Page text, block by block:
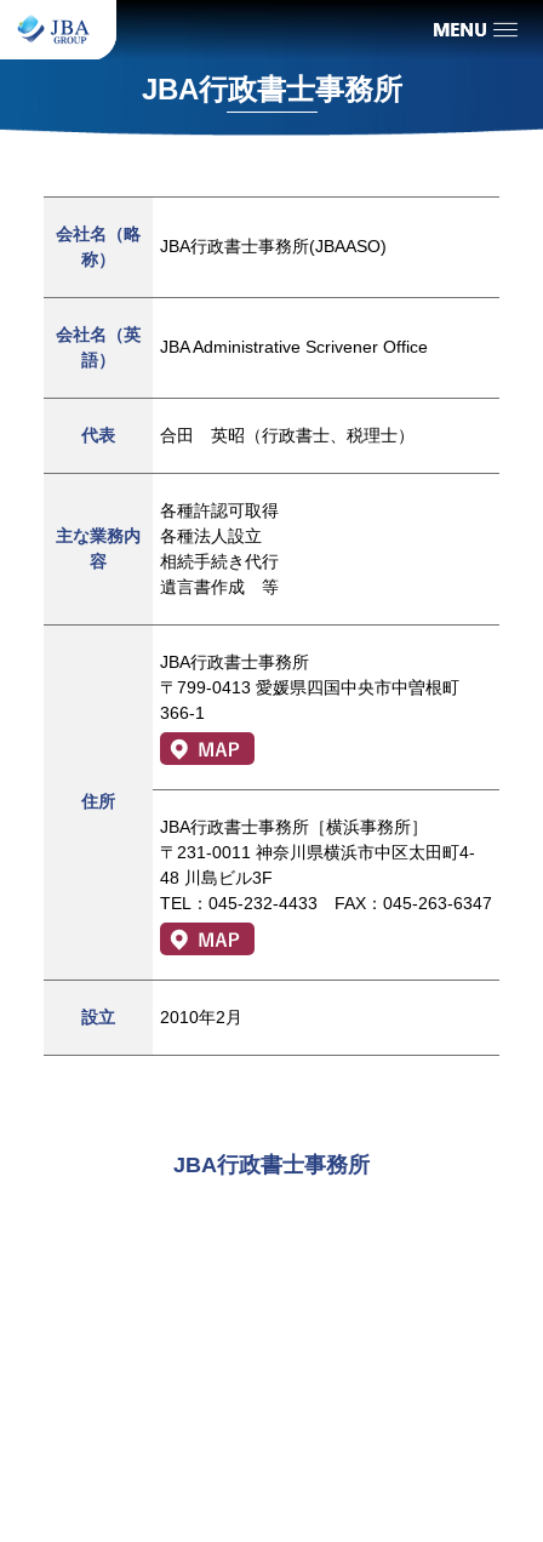
JBA行政書士事務所
会社名（略
称）
JBA行政書士事務所(JBAASO)
会社名（英
語）
JBA Administrative Scrivener Office
代表 合田 英昭（行政書士、税理士）
主な業務内
容
各種許認可取得
各種法人設立
相続手続き代行
遺言書作成 等
住所
JBA行政書士事務所
〒799-0413 愛媛県四国中央市中曽根町
366-1
JBA行政書士事務所［横浜事務所］
〒231-0011 神奈川県横浜市中区太田町4-
48 川島ビル3F
TEL：045-232-4433 FAX：045-263-6347
設立 2010年2月
JBA行政書士事務所